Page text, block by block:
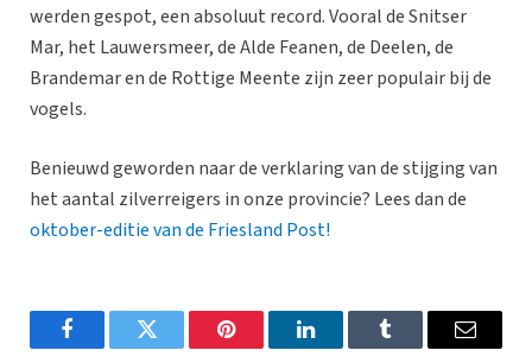
werden gespot, een absoluut record. Vooral de Snitser
Mar, het Lauwersmeer, de Alde Feanen, de Deelen, de
Brandemar en de Rottige Meente zijn zeer populair bij de
vogels.
Benieuwd geworden naar de verklaring van de stijging van
het aantal zilverreigers in onze provincie? Lees dan de
oktober-editie van de Friesland Post!
FacebookTwitter Pinterest LinkedInTumblr Email